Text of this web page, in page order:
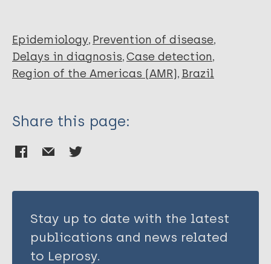
Tannus LDO
Epidemiology Prevention of disease
Delays in diagnosis Case detection
Region of the Americas (AMR) Brazil
Share this page:
Stay up to date with the latest
publications and news related
to Leprosy.